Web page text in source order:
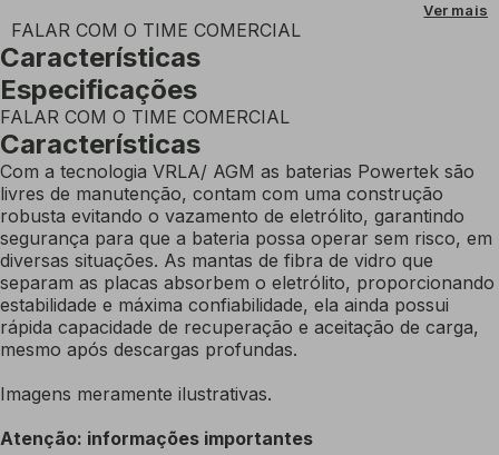
Ver mais
FALAR COM O TIME COMERCIAL
Características
Especificações
FALAR COM O TIME COMERCIAL
Características
Com a tecnologia VRLA/ AGM as baterias Powertek são
livres de manutenção, contam com uma construção
robusta evitando o vazamento de eletrólito, garantindo
segurança para que a bateria possa operar sem risco, em
diversas situações. As mantas de fibra de vidro que
separam as placas absorbem o eletrólito, proporcionando
estabilidade e máxima confiabilidade, ela ainda possui
rápida capacidade de recuperação e aceitação de carga,
mesmo após descargas profundas.
Imagens meramente ilustrativas.
Atenção: informações importantes